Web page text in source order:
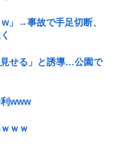
」→事故で手足切断、
せる」と誘導…公園で
www
ｗｗ